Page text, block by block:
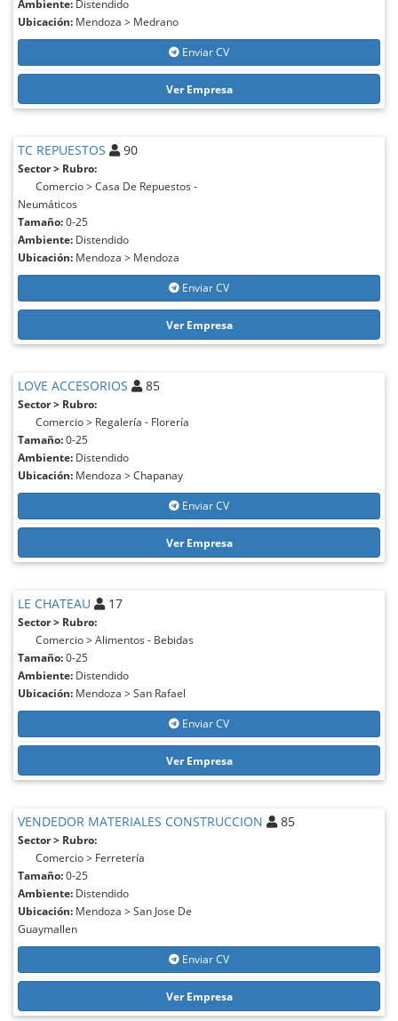
Ambiente: Distendido
Ubicación: Mendoza > Medrano
Enviar CV
Ver Empresa
TC REPUESTOS 90
Sector > Rubro:
Comercio > Casa De Repuestos -
Neumáticos
Tamaño:0-25
Ambiente: Distendido
Ubicación: Mendoza > Mendoza
Enviar CV
Ver Empresa
LOVE ACCESORIOS 85
Sector > Rubro:
Comercio > Regalería - Florería
Tamaño:0-25
Ambiente: Distendido
Ubicación: Mendoza > Chapanay
Enviar CV
Ver Empresa
LE CHATEAU 17
Sector > Rubro:
Comercio > Alimentos - Bebidas
Tamaño:0-25
Ambiente: Distendido
Ubicación: Mendoza > San Rafael
Enviar CV
Ver Empresa
VENDEDOR MATERIALES CONSTRUCCION 85
Sector > Rubro:
Comercio > Ferretería
Tamaño:0-25
Ambiente: Distendido
Ubicación: Mendoza > San Jose De
Guaymallen
Enviar CV
Ver Empresa